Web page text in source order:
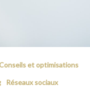
et optimisations
Réseaux sociaux